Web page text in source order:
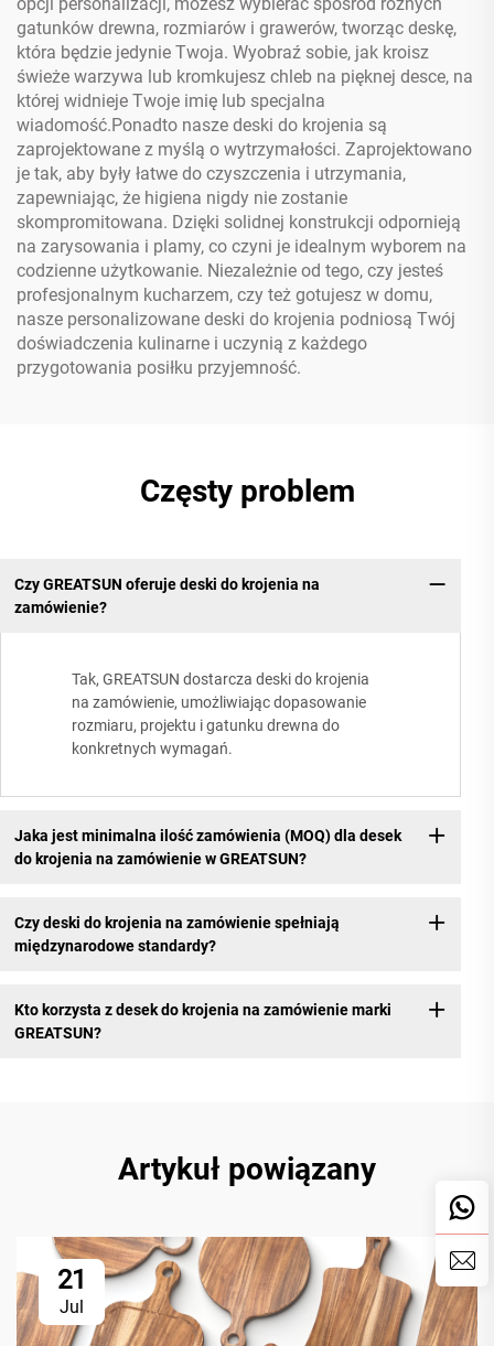
gatunków drewna, rozmiarów i grawerów, tworząc deskę,
która będzie jedynie Twoja. Wyobraź sobie, jak kroisz
świeże warzywa lub kromkujesz chleb na pięknej desce, na
której widnieje Twoje imię lub specjalna
wiadomość.Ponadto nasze deski do krojenia są
zaprojektowane z myślą o wytrzymałości. Zaprojektowano
je tak, aby były łatwe do czyszczenia i utrzymania,
zapewniając, że higiena nigdy nie zostanie
skompromitowana. Dzięki solidnej konstrukcji odpornieją
na zarysowania i plamy, co czyni je idealnym wyborem na
codzienne użytkowanie. Niezależnie od tego, czy jesteś
profesjonalnym kucharzem, czy też gotujesz w domu,
nasze personalizowane deski do krojenia podniosą Twój
doświadczenia kulinarne i uczynią z każdego
przygotowania posiłku przyjemność.
Częsty problem
Czy GREATSUN oferuje deski do krojenia na
zamówienie?
Tak, GREATSUN dostarcza deski do krojenia
na zamówienie, umożliwiając dopasowanie
rozmiaru, projektu i gatunku drewna do
konkretnych wymagań.
Jaka jest minimalna ilość zamówienia (MOQ) dla desek
do krojenia na zamówienie w GREATSUN?
Czy deski do krojenia na zamówienie spełniają
międzynarodowe standardy?
Kto korzysta z desek do krojenia na zamówienie marki
GREATSUN?
Artykuł powiązany
21
Jul